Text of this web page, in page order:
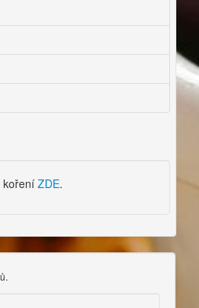
koření ZDE.